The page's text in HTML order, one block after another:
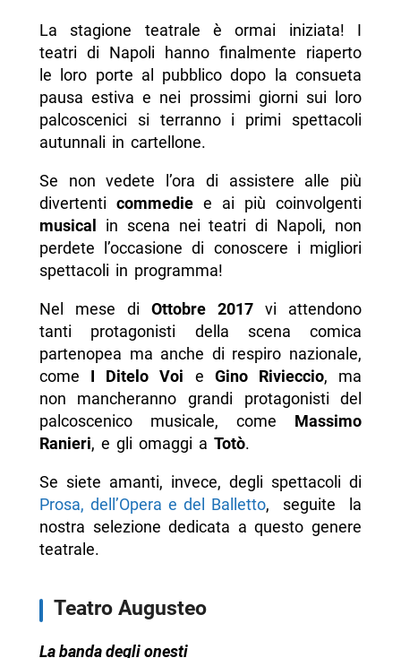
La stagione teatrale è ormai iniziata! I
teatri di Napoli hanno finalmente riaperto
le loro porte al pubblico dopo la consueta
pausa estiva e nei prossimi giorni sui loro
palcoscenici si terranno i primi spettacoli
autunnali in cartellone.
Se non vedete l’ora di assistere alle più
divertenti commediee ai più coinvolgenti
musical
in scena nei teatri di Napoli, non
perdete l’occasione di conoscere i migliori
spettacoli in programma!
Nel mese di Ottobre 2017 vi attendono
tanti protagonisti della scena comica
partenopea ma anche di respiro nazionale,
come I Ditelo Voi e Gino Rivieccio, ma
non mancheranno grandi protagonisti del
palcoscenico musicale, come Massimo
Ranieri, e gli omaggi a Totò.
Se siete amanti, invece, degli spettacoli di
Prosa, dell’Opera e del Balletto, seguite la
nostra selezione dedicata a questo genere
teatrale.
Teatro Augusteo
La banda degli onesti